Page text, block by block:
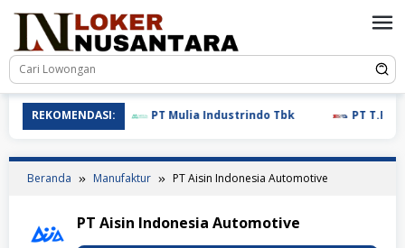
REKOMENDASI: PT Mulia Industrindo Tbk PT T.RAD
Beranda Manufaktur PT Aisin Indonesia Automotive
PT Aisin Indonesia Automotive